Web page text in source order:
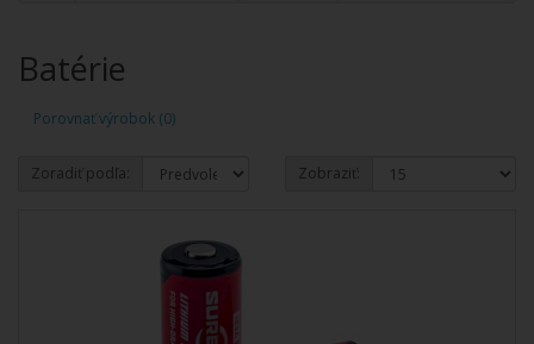
Batérie
Porovnať výrobok (0)
Zoradiť podľa: Zobraziť: